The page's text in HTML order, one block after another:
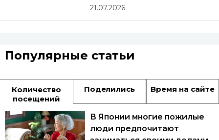
21.07.2026
Популярные статьи
Количество
посещений
Поделились Время на сайте
В Японии многие пожилые
люди предпочитают